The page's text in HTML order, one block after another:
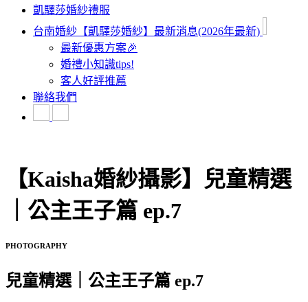
凱驛莎婚紗禮服
台南婚紗【凱驛莎婚紗】最新消息(2026年最新)
最新優惠方案🎉
婚禮小知識tips!
客人好評推薦
聯絡我們
【Kaisha婚紗攝影】兒童精選
｜公主王子篇 ep.7
PHOTOGRAPHY
兒童精選｜公主王子篇 ep.7